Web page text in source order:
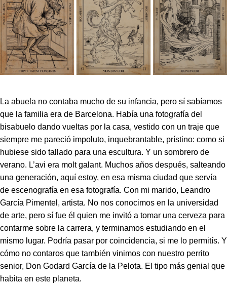
La abuela no contaba mucho de su infancia, pero sí sabíamos
que la familia era de Barcelona. Había una fotografía del
bisabuelo dando vueltas por la casa, vestido con un traje que
siempre me pareció impoluto, inquebrantable, prístino: como si
hubiese sido tallado para una escultura. Y un sombrero de
verano. L’avi era molt galant. Muchos años después, salteando
una generación, aquí estoy, en esa misma ciudad que servía
de escenografía en esa fotografía. Con mi marido, Leandro
García Pimentel, artista. No nos conocimos en la universidad
de arte, pero sí fue él quien me invitó a tomar una cerveza para
contarme sobre la carrera, y terminamos estudiando en el
mismo lugar. Podría pasar por coincidencia, si me lo permitís. Y
cómo no contaros que también vinimos con nuestro perrito
senior, Don Godard García de la Pelota. El tipo más genial que
habita en este planeta.